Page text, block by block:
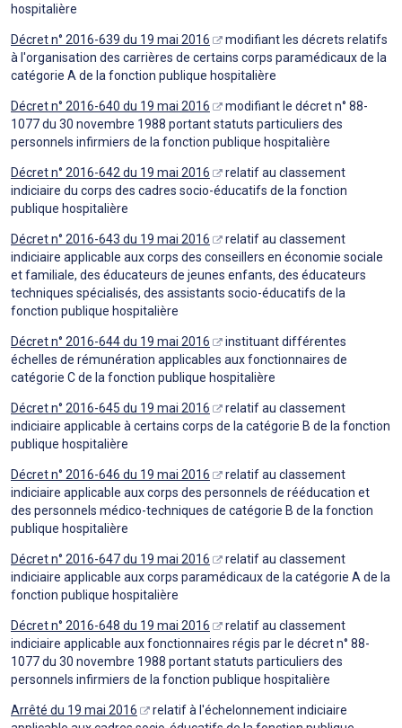
hospitalière
Décret n° 2016-639 du 19 mai 2016
modifiant les décrets relatifs
à l'organisation des carrières de certains corps paramédicaux de la
catégorie A de la fonction publique hospitalière
Décret n° 2016-640 du 19 mai 2016
modifiant le décret n° 88-
1077 du 30 novembre 1988 portant statuts particuliers des
personnels infirmiers de la fonction publique hospitalière
Décret n° 2016-642 du 19 mai 2016
relatif au classement
indiciaire du corps des cadres socio-éducatifs de la fonction
publique hospitalière
Décret n° 2016-643 du 19 mai 2016
relatif au classement
indiciaire applicable aux corps des conseillers en économie sociale
et familiale, des éducateurs de jeunes enfants, des éducateurs
techniques spécialisés, des assistants socio-éducatifs de la
fonction publique hospitalière
Décret n° 2016-644 du 19 mai 2016
instituant différentes
échelles de rémunération applicables aux fonctionnaires de
catégorie C de la fonction publique hospitalière
Décret n° 2016-645 du 19 mai 2016
relatif au classement
indiciaire applicable à certains corps de la catégorie B de la fonction
publique hospitalière
Décret n° 2016-646 du 19 mai 2016
relatif au classement
indiciaire applicable aux corps des personnels de rééducation et
des personnels médico-techniques de catégorie B de la fonction
publique hospitalière
Décret n° 2016-647 du 19 mai 2016
relatif au classement
indiciaire applicable aux corps paramédicaux de la catégorie A de la
fonction publique hospitalière
Décret n° 2016-648 du 19 mai 2016
relatif au classement
indiciaire applicable aux fonctionnaires régis par le décret n° 88-
1077 du 30 novembre 1988 portant statuts particuliers des
personnels infirmiers de la fonction publique hospitalière
Arrêté du 19 mai 2016
relatif à l'échelonnement indiciaire